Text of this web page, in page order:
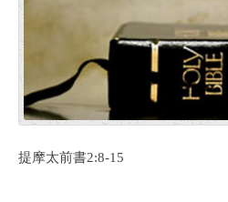
提摩太前書2:8-15